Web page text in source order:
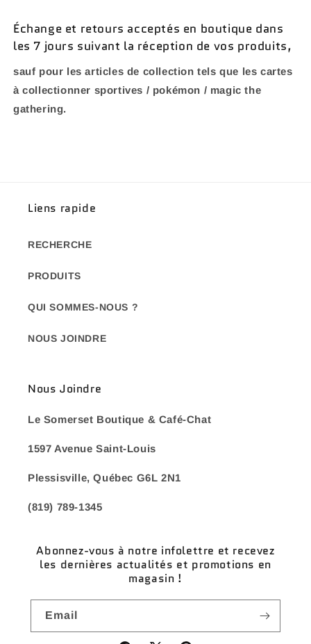
Échange et retours acceptés en boutique dans
les 7 jours suivant la réception de vos produits,
sauf pour les articles de collection tels que les cartes
à collectionner sportives / pokémon / magic the
gathering.
Liens rapide
RECHERCHE
PRODUITS
QUI SOMMES-NOUS ?
NOUS JOINDRE
Nous Joindre
Le Somerset Boutique & Café-Chat
1597 Avenue Saint-Louis
Plessisville, Québec G6L 2N1
(819) 789-1345
Abonnez-vous à notre infolettre et recevez
les dernières actualités et promotions en
magasin !
Email